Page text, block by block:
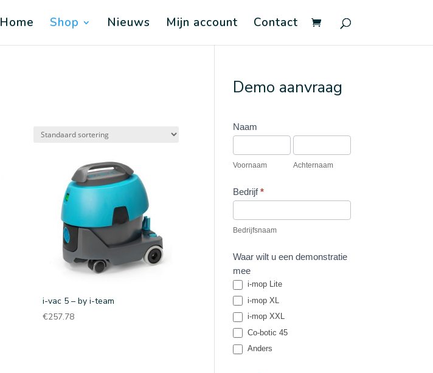
Home Shop Nieuws Mijn account Contact
i-vac 5 – by i-team
€257.78
Demo aanvraag
Vraag
demo
aan
Naam
Voornaam Achternaam
Bedrijf*
Bedrijfsnaam
Waar wilt u een demonstratie
mee
i-mop Lite
i-mop XL
i-mop XXL
Co-botic 45
Anders